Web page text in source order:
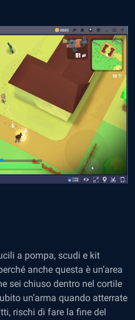
a pompa, scudi e kit
anche questa è un’area
sei chiuso dentro nel cortile
un’arma quando atterrate
rischi di fare la fine del